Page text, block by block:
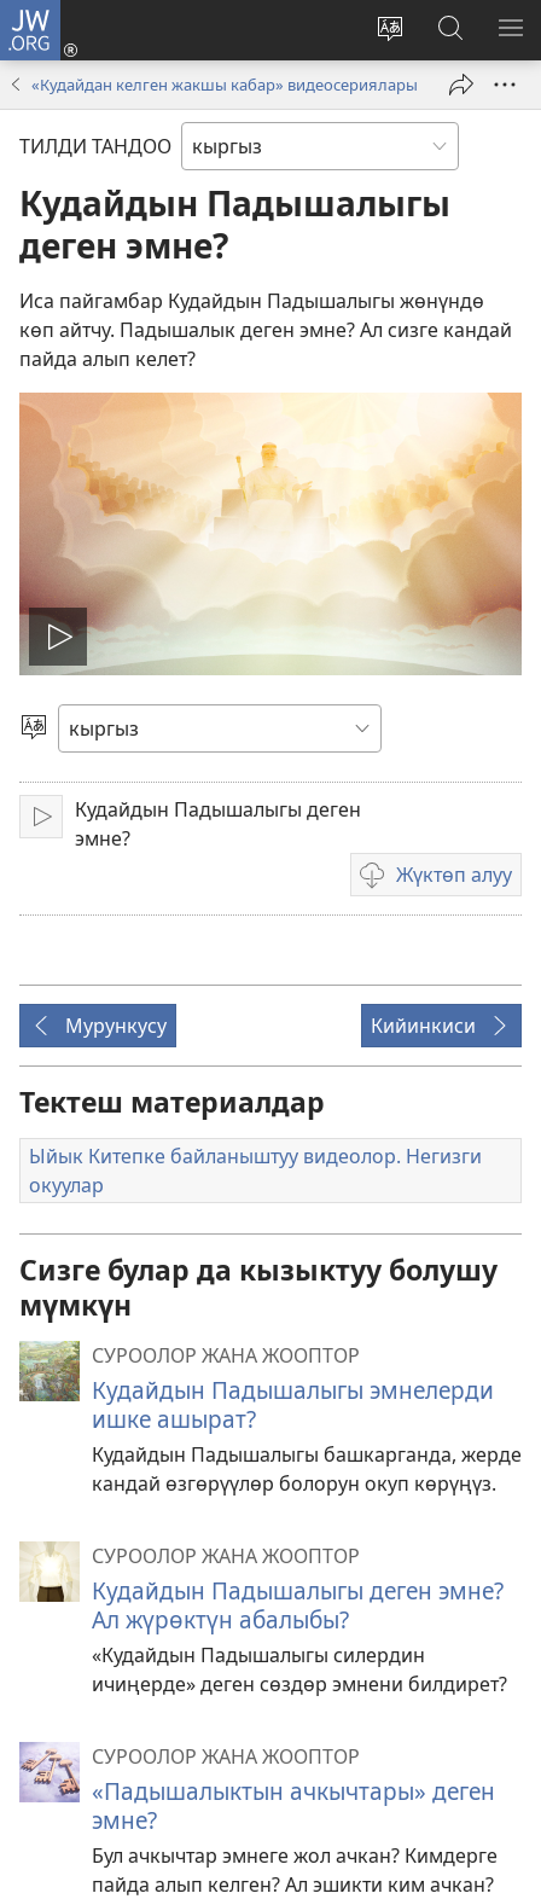
JW.ORG
Башка
тандоо
Кирүү
(жаңы
ачат)
JW.ORG
сайтынан
издөө
«Кудайдан келген жакшы кабар» видеосериялары
ТИЛДИ ТАНДОО
Кудайдын Падышалыгы
деген эмне?
Иса пайгамбар Кудайдын Падышалыгы жөнүндө
көп айтчу. Падышалык деген эмне? Ал сизге кандай
пайда алып келет?
Видеону
ойнотуу
Тилди
тандаңыз
Ойнотуу
Кудайдын Падышалыгы деген
эмне?
Жүктөп алуу
Видеону
жүктөп
Мурункусу
Кийинкиси
Тектеш материалдар
Ыйык Китепке байланыштуу видеолор. Негизги
окуулар
Сизге булар да кызыктуу болушу
мүмкүн
СУРООЛОР ЖАНА ЖООПТОР
Кудайдын Падышалыгы эмнелерди
ишке ашырат?
Кудайдын Падышалыгы башкарганда, жерде
кандай өзгөрүүлөр болорун окуп көрүңүз.
СУРООЛОР ЖАНА ЖООПТОР
Кудайдын Падышалыгы деген эмне?
Ал жүрөктүн абалыбы?
«Кудайдын Падышалыгы силердин
ичиңерде» деген сөздөр эмнени билдирет?
СУРООЛОР ЖАНА ЖООПТОР
«Падышалыктын ачкычтары» деген
эмне?
Бул ачкычтар эмнеге жол ачкан? Кимдерге
пайда алып келген? Ал эшикти ким ачкан?